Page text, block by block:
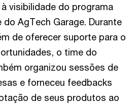
visibilidade do programa
AgTech Garage. Durante
de oferecer suporte para o
o time do
organizou sessões de
e forneceu feedbacks
de seus produtos ao